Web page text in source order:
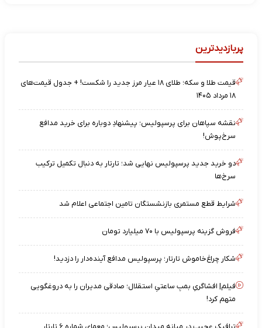
پربازدیدترین
قیمت طلا و سکه؛ طلای ۱۸ عیار مرز جدید را شکست! + جدول قیمت‌های
۱۸ مرداد ۱۴۰۵
نقشه‌ سپاهان برای پرسپولیس؛ پیشنهادِ دوباره برای خرید مدافع
سرخ‌پوش!
دو خرید جدید پرسپولیس نهایی شد؛ تارتار به دنبال تکمیل ترکیب
سرخ‌ها
شرایط قطع مستمری بازنشستگان تامین اجتماعی اعلام شد
فروش گزینه پرسپولیس با ۷۰ میلیارد تومان
شکار چراغ‌خاموش تارتار؛ پرسپولیس مدافع آینده‌دار را دزدید!
فیلم| افشاگریِ بمبِ ساعتیِ استقلال؛ صادقی مدیران را به دروغگویی
متهم کرد!